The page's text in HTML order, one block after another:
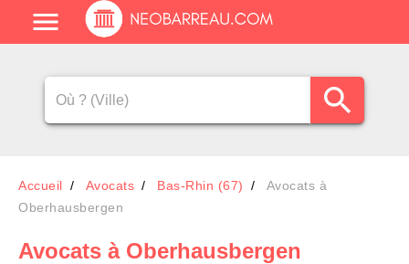
Accueil Avocats Bas-Rhin (67)
Avocats à
Oberhausbergen
Avocats à Oberhausbergen